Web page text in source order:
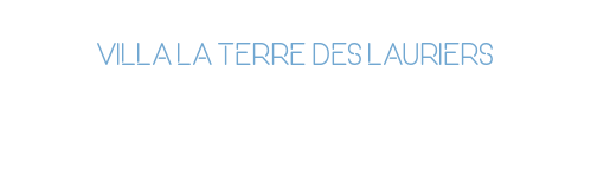
VILLA LA TERRE DES LAURIERS